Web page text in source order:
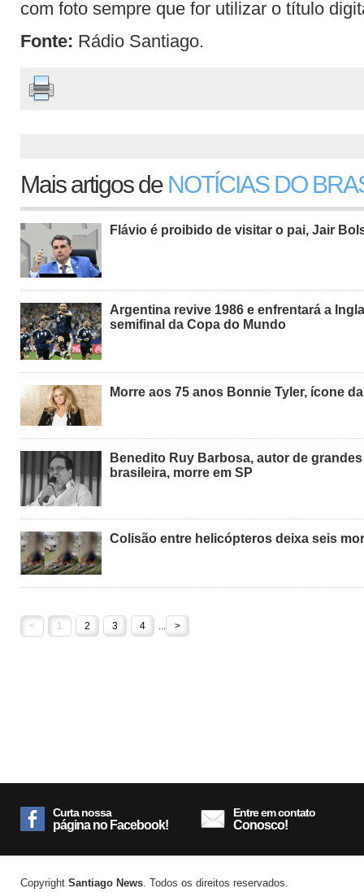
com foto sempre que for utilizar o título
Fonte: Rádio Santiago.
Mais artigos de NOTÍCIAS DO
Flávio é proibido de visitar o pai, Jair
Argentina revive 1986 e enfrentará a
semifinal da Copa do Mundo
Morre aos 75 anos Bonnie Tyler, ícone
Benedito Ruy Barbosa, autor de
brasileira, morre em SP
Colisão entre helicópteros deixa seis
< 1 2 3 4 ... >
Curta nossa
página no Facebook!
Entre em contato
Conosco!
Copyright Santiago News . Todos os direitos reservados.